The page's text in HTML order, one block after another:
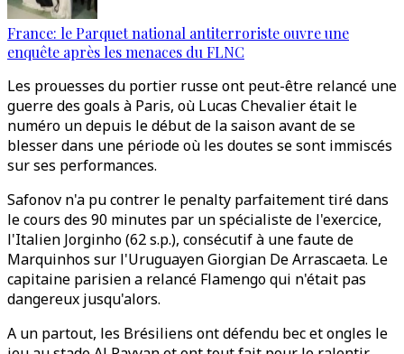
France: le Parquet national antiterroriste ouvre une
enquête après les menaces du FLNC
Les prouesses du portier russe ont peut-être relancé une
guerre des goals à Paris, où Lucas Chevalier était le
numéro un depuis le début de la saison avant de se
blesser dans une période où les doutes se sont immiscés
sur ses performances.
Safonov n'a pu contrer le penalty parfaitement tiré dans
le cours des 90 minutes par un spécialiste de l'exercice,
l'Italien Jorginho (62 s.p.), consécutif à une faute de
Marquinhos sur l'Uruguayen Giorgian De Arrascaeta. Le
capitaine parisien a relancé Flamengo qui n'était pas
dangereux jusqu'alors.
A un partout, les Brésiliens ont défendu bec et ongles le